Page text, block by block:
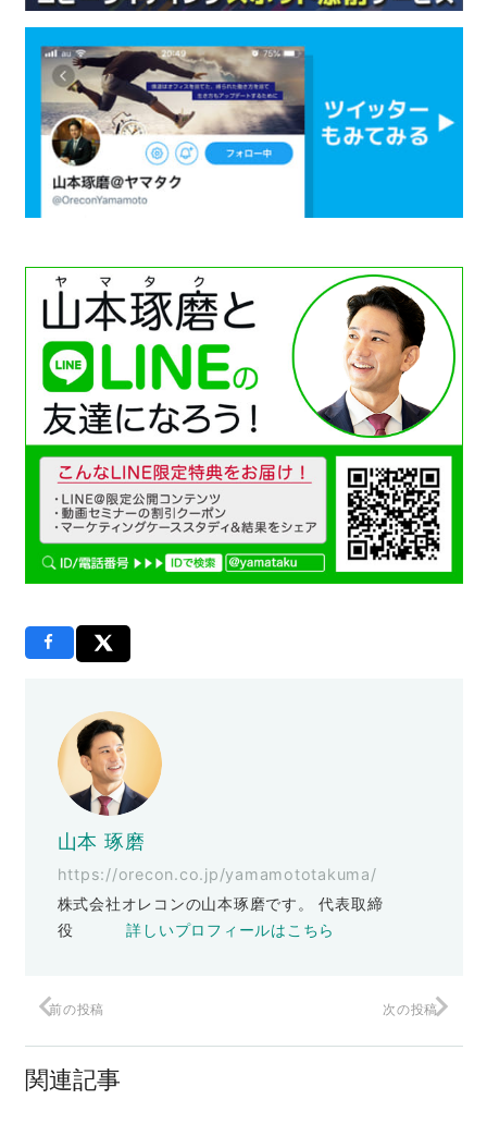
山本 琢磨
https://orecon.co.jp/yamamototakuma/
株式会社オレコンの山本琢磨です。 代表取締
役詳しいプロフィールはこちら
前の投稿 次の投稿
関連記事